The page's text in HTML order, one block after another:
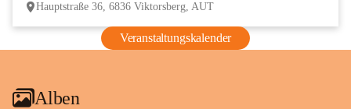
Hauptstraße 36, 6836 Viktorsberg, AUT
Veranstaltungskalender
Alben